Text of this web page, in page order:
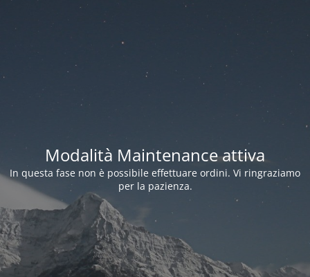
Modalità Maintenance attiva
In questa fase non è possibile effettuare ordini. Vi ringraziamo
per la pazienza.